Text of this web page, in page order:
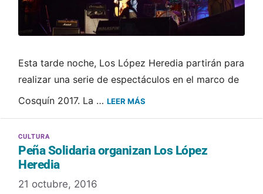
Esta tarde noche, Los López Heredia partirán para
realizar una serie de espectáculos en el marco de
Cosquín 2017. La … LEER MÁS
Peña Solidaria organizan Los López
Heredia
21 octubre, 2016